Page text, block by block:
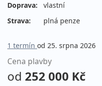
Doprava:
vlastní
Strava:
plná penze
1 termín od 25. srpna 2026
Cena plavby
od 252 000 Kč